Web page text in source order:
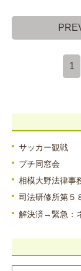
1
サッカー観戦
プチ同窓会
相模大野法律事
司法研修所第５
解決済→緊急：